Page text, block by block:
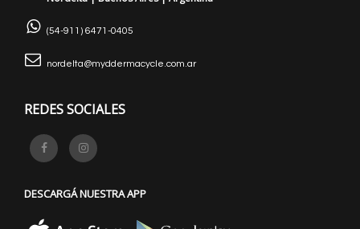
(54-911) 6471-0405
nordelta@myddermacycle.com.ar
REDES SOCIALES
DESCARGÁ NUESTRA APP